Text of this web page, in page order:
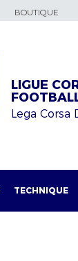
BOUTIQUE
LIGUE
Lega Corsa
TECHNIQUE